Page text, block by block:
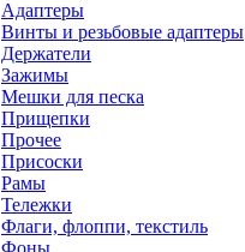
Адаптеры
Винты и резьбовые адаптеры
Держатели
Зажимы
Мешки для песка
Прищепки
Прочее
Присоски
Рамы
Тележки
Флаги, флоппи, текстиль
Фоны